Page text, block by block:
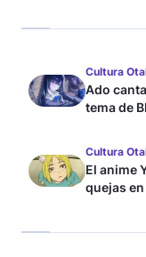
Cultura
Ado
tema de
Cultura
El anime
quejas